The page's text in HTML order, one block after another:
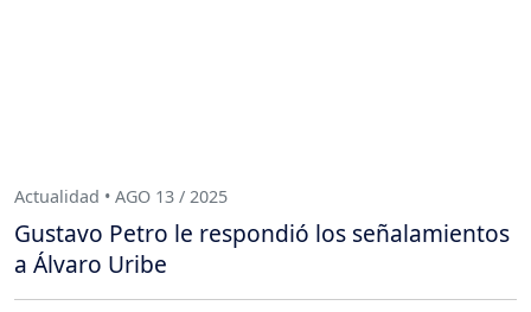
Actualidad • AGO 13 / 2025
Gustavo Petro le respondió los señalamientos
a Álvaro Uribe